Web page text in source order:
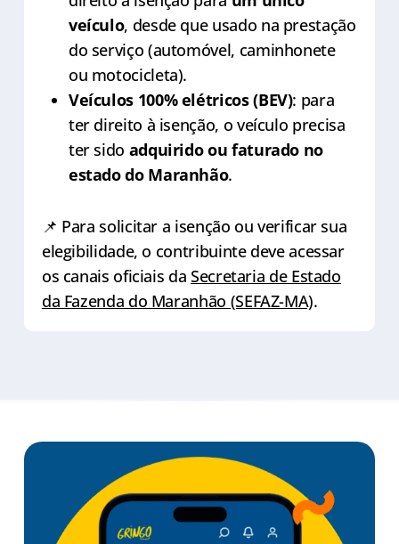
veículo, desde que usado na prestação
do serviço (automóvel, caminhonete
ou motocicleta).
Veículos 100% elétricos (BEV): para
ter direito à isenção, o veículo precisa
ter sido adquirido ou faturado no
estado do Maranhão.
📌 Para solicitar a isenção ou verificar sua
elegibilidade, o contribuinte deve acessar
os canais oficiais da Secretaria de Estado
da Fazenda do Maranhão (SEFAZ-MA).